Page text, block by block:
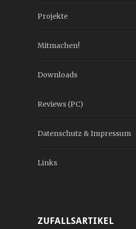
Projekte
Mitmachen!
Downloads
Reviews (PC)
Datenschutz & Impressum
Links
ZUFALLSARTIKEL